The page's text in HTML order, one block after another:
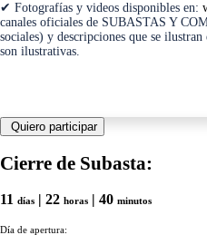
✔ Fotografías y videos disponibles en:
canales oficiales de SUBASTAS Y
sociales) y descripciones que se
son ilustrativas.
Quiero participar
Cierre de Subasta:
11 días | 22 horas | 40 minutos
Día de apertura: